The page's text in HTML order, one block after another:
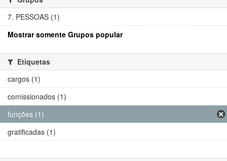
7. PESSOAS (1)
Mostrar somente Grupos popular
Etiquetas
cargos (1)
comissionados (1)
funções (1)
gratificadas (1)